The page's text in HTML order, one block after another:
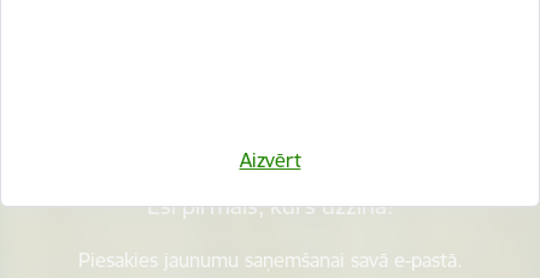
Aizvērt
Esi pirmais, kurš uzzina!
Piesakies jaunumu saņemšanai savā e-pastā.